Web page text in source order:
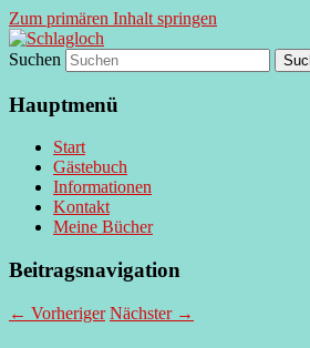
Zum primären Inhalt springen
Schlagloch
supersberger taggedanken
Suchen
Hauptmenü
Start
Gästebuch
Informationen
Kontakt
Meine Bücher
Beitragsnavigation
← Vorheriger Nächster →